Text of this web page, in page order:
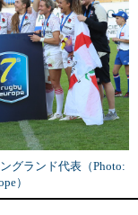
グランド代表（Photo:
）